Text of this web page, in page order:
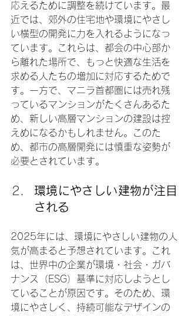
応えるために調整を続けています。最
近では、郊外の住宅地や環境にやさし
い横型の開発に力を入れるようになっ
ています。これらは、都会の中心部か
ら離れた場所で、もっと快適な生活を
求める人たちの増加に対応するためで
す。一方で、マニラ首都圏には売れ残
っているマンションがたくさんあるた
め、新しい高層マンションの建設は控
えめになるかもしれません。このた
め、都市の高層開発には慎重な姿勢が
必要とされています。
環境にやさしい建物が注目
される
2025年には、環境にやさしい建物の人
気が高まると予想されています。これ
は、世界中の企業が環境・社会・ガバ
ナンス（ESG）基準に対応しようとし
ていることが原因です。そのため、環
境にやさしく、持続可能なデザインの